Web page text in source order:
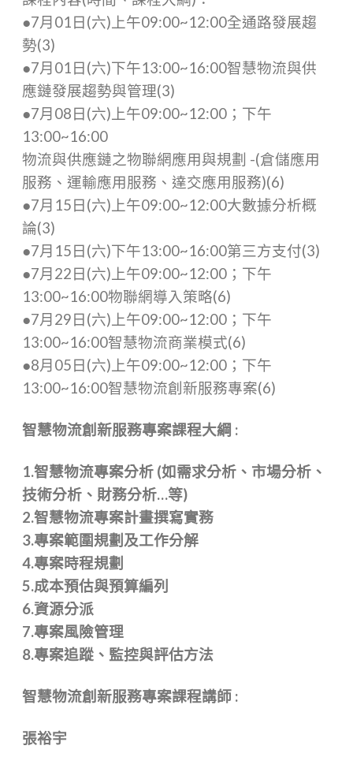
●7月01日(六)上午09:00~12:00全通路發展趨
勢(3)
●7月01日(六)下午13:00~16:00智慧物流與供
應鏈發展趨勢與管理(3)
●7月08日(六)上午09:00~12:00；下午
13:00~16:00
物流與供應鏈之物聯網應用與規劃 -(倉儲應用
服務、運輸應用服務、達交應用服務)(6)
●7月15日(六)上午09:00~12:00大數據分析概
論(3)
●7月15日(六)下午13:00~16:00第三方支付(3)
●7月22日(六)上午09:00~12:00；下午
13:00~16:00物聯網導入策略(6)
●7月29日(六)上午09:00~12:00；下午
13:00~16:00智慧物流商業模式(6)
●8月05日(六)上午09:00~12:00；下午
13:00~16:00智慧物流創新服務專案(6)
智慧物流創新服務專案課程大綱 :
1.智慧物流專案分析 (如需求分析、市場分析、
技術分析、財務分析…等)
2.智慧物流專案計畫撰寫實務
3.專案範圍規劃及工作分解
4.專案時程規劃
5.成本預估與預算編列
6.資源分派
7.專案風險管理
8.專案追蹤、監控與評估方法
智慧物流創新服務專案課程講師 :
張裕宇